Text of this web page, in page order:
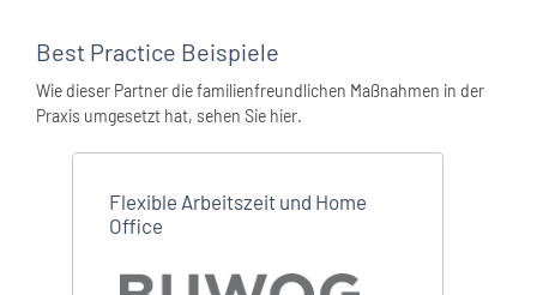
Best Practice Beispiele
Wie dieser Partner die familienfreundlichen Maßnahmen in der
Praxis umgesetzt hat, sehen Sie hier.
Flexible Arbeitszeit und Home
Office